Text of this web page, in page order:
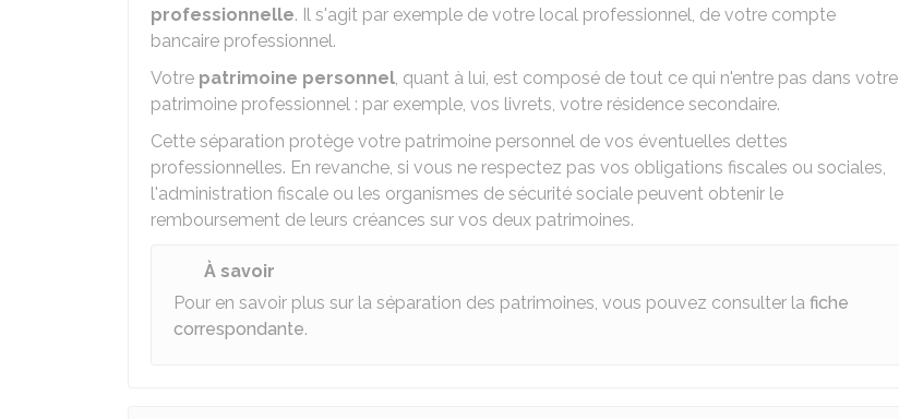
professionnelle. Il s'agit par exemple de votre local professionnel, de votre compte
bancaire professionnel.
Votre patrimoine personnel, quant à lui, est composé de tout ce qui n'entre pas dans votre
patrimoine professionnel : par exemple, vos livrets, votre résidence secondaire.
Cette séparation protège votre patrimoine personnel de vos éventuelles dettes
professionnelles. En revanche, si vous ne respectez pas vos obligations fiscales ou sociales,
l'administration fiscale ou les organismes de sécurité sociale peuvent obtenir le
remboursement de leurs créances sur vos deux patrimoines.
À savoir
Pour en savoir plus sur la séparation des patrimoines, vous pouvez consulter la fiche
correspondante.